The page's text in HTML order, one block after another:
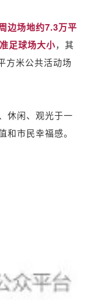
边场地约7.3万平
足球场大小，其
方米公共活动场
休闲、观光于一
市民幸福感。